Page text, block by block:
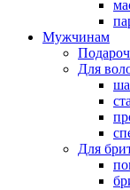
Мужчинам
Для
Для